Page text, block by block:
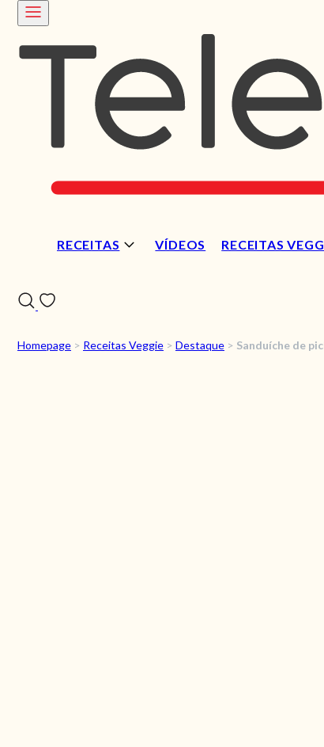
RECEITAS VÍDEOS RECEITAS
Homepage > Receitas Veggie > Destaque > Sanduíche de